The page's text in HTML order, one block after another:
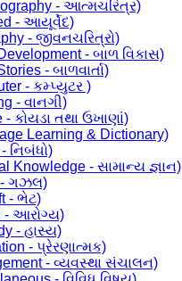
- આત્મચરિત્ર)
- આયૂર્વેદ)
- જીવનચરિત્રો)
- બાળ વિકાસ)
- બાળવાર્તા)
- કમ્પ્યુટર )
- વાનગી)
- કોયડા તથા ઉખાણાં)
Learning & Dictionary)
નિબંધો)
Knowledge - સામાન્ય જ્ઞાન)
- ગઝલ)
- ભેટ)
- આરોગ્ય)
- હાસ્ય)
- પ્રેરણાત્મક)
- વ્યવસ્થા સંચાલન)